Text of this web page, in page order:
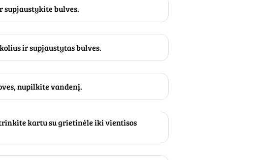
supjaustykite bulves.
ir supjaustytas bulves.
nupilkite vandenį.
kartu su grietinėle iki vientisos